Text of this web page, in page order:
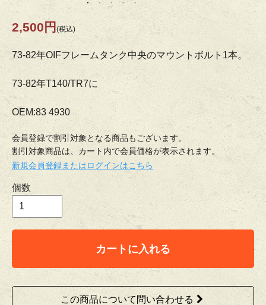
2,500円 (税込)
73-82年OIFフレームタンク中央のマウントボルト1本。
73-82年T140/TR7に
OEM:83 4930
会員登録で割引対象となる商品もございます。
割引対象商品は、カート内で会員価格が表示されます。
新規会員登録またはログインはこちら
個数
カートに入れる
この商品について問い合わせる